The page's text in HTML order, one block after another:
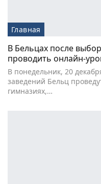
Главная
В Бельцах после
проводить онлайн-
В понедельник, 20
заведений Бельц
гимназиях,…